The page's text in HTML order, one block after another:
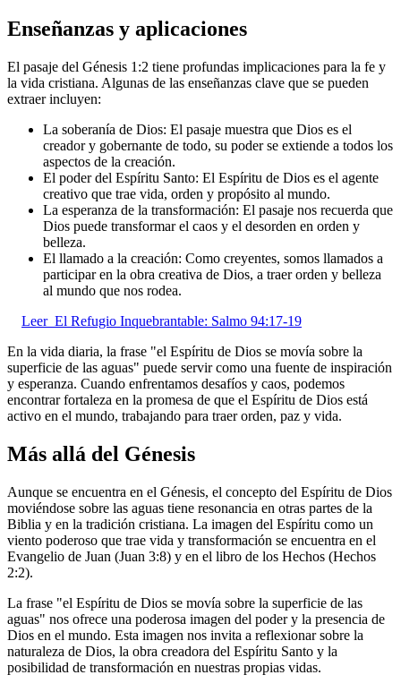
Enseñanzas y aplicaciones
El pasaje del Génesis 1:2 tiene profundas implicaciones para la fe y
la vida cristiana. Algunas de las enseñanzas clave que se pueden
extraer incluyen:
La soberanía de Dios: El pasaje muestra que Dios es el
creador y gobernante de todo, su poder se extiende a todos los
aspectos de la creación.
El poder del Espíritu Santo: El Espíritu de Dios es el agente
creativo que trae vida, orden y propósito al mundo.
La esperanza de la transformación: El pasaje nos recuerda que
Dios puede transformar el caos y el desorden en orden y
belleza.
El llamado a la creación: Como creyentes, somos llamados a
participar en la obra creativa de Dios, a traer orden y belleza
al mundo que nos rodea.
Leer El Refugio Inquebrantable: Salmo 94:17-19
En la vida diaria, la frase "el Espíritu de Dios se movía sobre la
superficie de las aguas" puede servir como una fuente de inspiración
y esperanza. Cuando enfrentamos desafíos y caos, podemos
encontrar fortaleza en la promesa de que el Espíritu de Dios está
activo en el mundo, trabajando para traer orden, paz y vida.
Más allá del Génesis
Aunque se encuentra en el Génesis, el concepto del Espíritu de Dios
moviéndose sobre las aguas tiene resonancia en otras partes de la
Biblia y en la tradición cristiana. La imagen del Espíritu como un
viento poderoso que trae vida y transformación se encuentra en el
Evangelio de Juan (Juan 3:8) y en el libro de los Hechos (Hechos
2:2).
La frase "el Espíritu de Dios se movía sobre la superficie de las
aguas" nos ofrece una poderosa imagen del poder y la presencia de
Dios en el mundo. Esta imagen nos invita a reflexionar sobre la
naturaleza de Dios, la obra creadora del Espíritu Santo y la
posibilidad de transformación en nuestras propias vidas.